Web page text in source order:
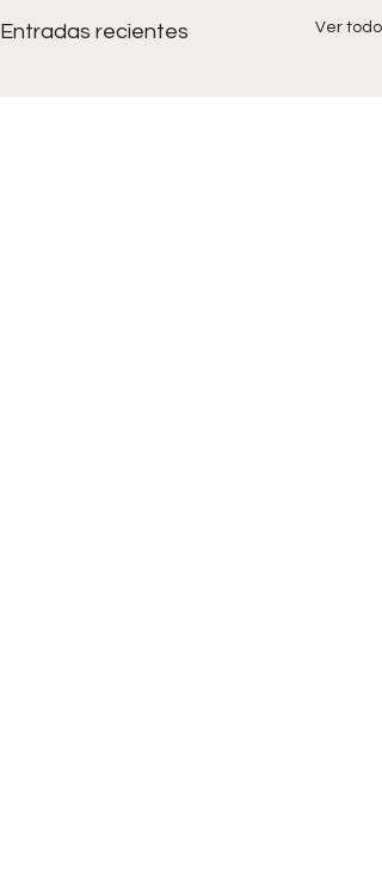
Entradas recientes Ver todo